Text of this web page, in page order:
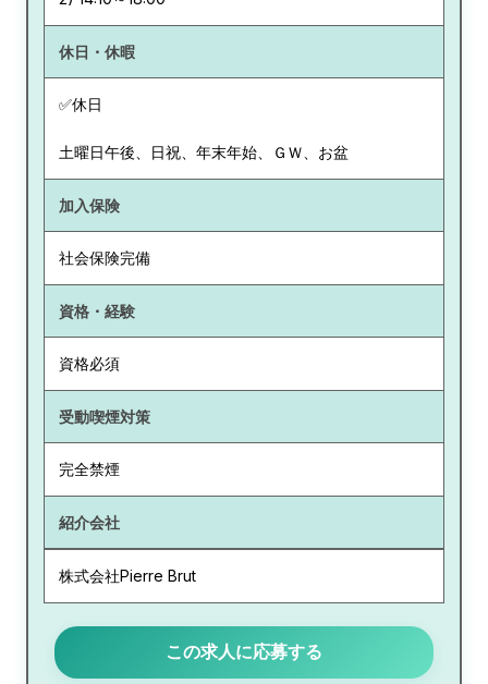
休日・休暇
✅休日
土曜日午後、日祝、年末年始、ＧＷ、お盆
加入保険
社会保険完備
資格・経験
資格必須
受動喫煙対策
完全禁煙
紹介会社
株式会社Pierre Brut
この求人に応募する